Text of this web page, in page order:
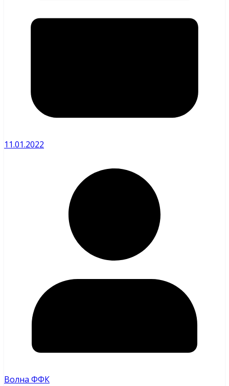
11.01.2022
Волна ФФК